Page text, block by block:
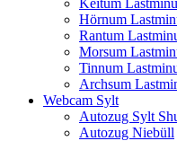
Keitum
Hörnum
Rantum
Morsum
Tinnum
Archsum
Webcam Sylt
Autozug Sylt
Autozug Niebüll